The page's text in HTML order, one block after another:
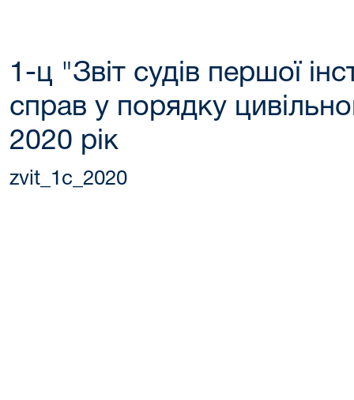
1-ц "Звіт судів першої
справ у порядку
2020 рік
zvit_1c_2020